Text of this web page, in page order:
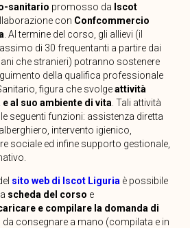
sanitario promosso da Iscot
con Confcommercio
. Al termine del corso, gli allievi (il
di 30 frequentanti a partire dai
che stranieri) potranno sostenere
della qualifica professionale
figura che svolgeattività
al suo ambiente di vita . Tali attività
seguenti funzioni: assistenza diretta
intervento igienico,
sociale ed infine supporto gestionale,
sito web di Iscot Liguria è possibile
scheda del corso e
e compilare la domanda di
, da consegnare a mano (compilata e in